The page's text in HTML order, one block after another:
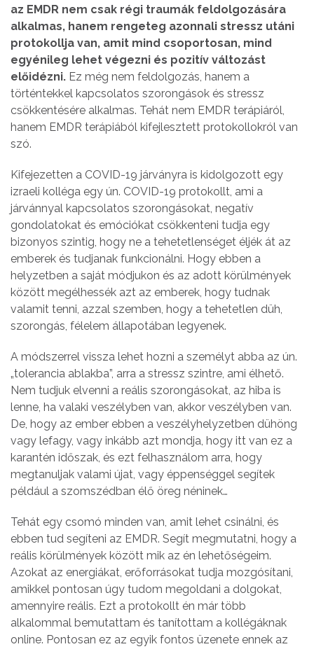
az EMDR nem csak régi traumák feldolgozására
alkalmas, hanem rengeteg azonnali stressz utáni
protokollja van, amit mind csoportosan, mind
egyénileg lehet végezni és pozitív változást
előidézni. Ez még nem feldolgozás, hanem a
történtekkel kapcsolatos szorongások és stressz
csökkentésére alkalmas. Tehát nem EMDR terápiáról,
hanem EMDR terápiából kifejlesztett protokollokról van
szó.
Kifejezetten a COVID-19 járványra is kidolgozott egy
izraeli kolléga egy ún. COVID-19 protokollt, ami a
járvánnyal kapcsolatos szorongásokat, negatív
gondolatokat és emóciókat csökkenteni tudja egy
bizonyos szintig, hogy ne a tehetetlenséget éljék át az
emberek és tudjanak funkcionálni. Hogy ebben a
helyzetben a saját módjukon és az adott körülmények
között megélhessék azt az emberek, hogy tudnak
valamit tenni, azzal szemben, hogy a tehetetlen düh,
szorongás, félelem állapotában legyenek.
A módszerrel vissza lehet hozni a személyt abba az ún.
„tolerancia ablakba”, arra a stressz szintre, ami élhető.
Nem tudjuk elvenni a reális szorongásokat, az hiba is
lenne, ha valaki veszélyben van, akkor veszélyben van.
De, hogy az ember ebben a veszélyhelyzetben dühöng
vagy lefagy, vagy inkább azt mondja, hogy itt van ez a
karantén időszak, és ezt felhasználom arra, hogy
megtanuljak valami újat, vagy éppenséggel segítek
például a szomszédban élő öreg néninek…
Tehát egy csomó minden van, amit lehet csinálni, és
ebben tud segíteni az EMDR. Segít megmutatni, hogy a
reális körülmények között mik az én lehetőségeim.
Azokat az energiákat, erőforrásokat tudja mozgósítani,
amikkel pontosan úgy tudom megoldani a dolgokat,
amennyire reális. Ezt a protokollt én már több
alkalommal bemutattam és tanítottam a kollégáknak
online. Pontosan ez az egyik fontos üzenete ennek az